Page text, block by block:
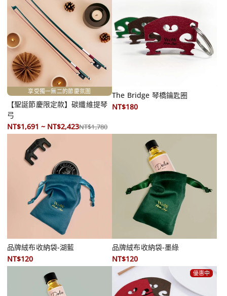
享受獨一無二的節慶氛圍
【聖誕節慶限定款】碳纖維提琴
弓
NT$1,691 ~ NT$2,423NT$1,780
The Bridge 琴橋鑰匙圈
NT$180
品牌絨布收納袋-湖藍
NT$120
品牌絨布收納袋-墨綠
NT$120
優惠中